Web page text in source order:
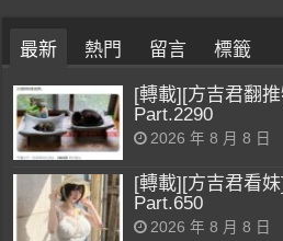
最新 熱門 留言 標籤
[轉載][方吉君翻
Part.2290
2026 年 8 月 8 日
[轉載][方吉君看
Part.650
2026 年 8 月 8 日